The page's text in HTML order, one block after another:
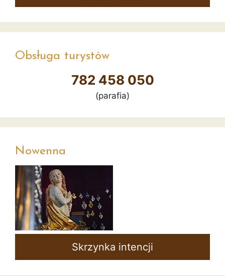
Obsługa turystów
782 458 050
(parafia)
Nowenna
Skrzynka intencji